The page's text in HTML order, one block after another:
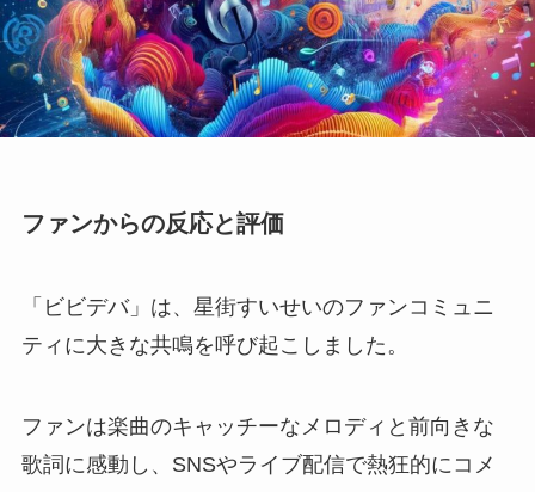
ファンからの反応と評価
「ビビデバ」は、星街すいせいのファンコミュニ
ティに大きな共鳴を呼び起こしました。
ファンは楽曲のキャッチーなメロディと前向きな
歌詞に感動し、SNSやライブ配信で熱狂的にコメ